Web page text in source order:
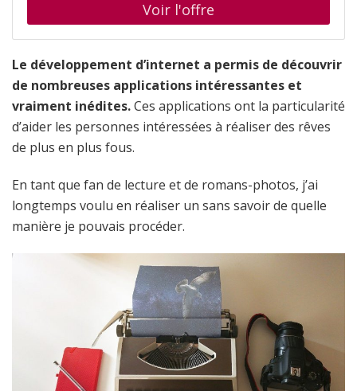
Le développement d’internet a permis de découvrir
de nombreuses applications intéressantes et
vraiment inédites.Ces applications ont la particularité
d’aider les personnes intéressées à réaliser des rêves
de plus en plus fous.
En tant que fan de lecture et de romans-photos, j’ai
longtemps voulu en réaliser un sans savoir de quelle
manière je pouvais procéder.